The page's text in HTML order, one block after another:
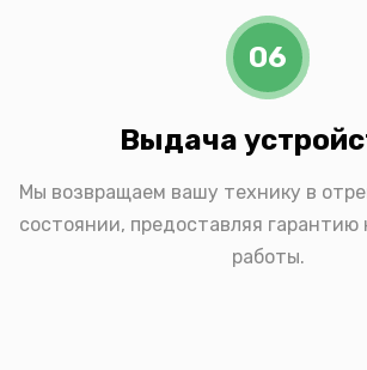
06
Выдача
Мы возвращаем вашу технику в
состоянии, предоставляя
работы.